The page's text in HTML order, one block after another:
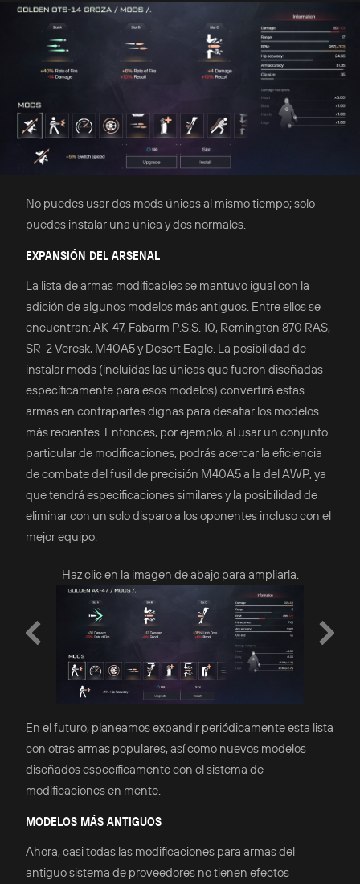
No puedes usar dos mods únicas al mismo tiempo; solo
puedes instalar una única y dos normales.
EXPANSIÓN DEL ARSENAL
La lista de armas modificables se mantuvo igual con la
adición de algunos modelos más antiguos. Entre ellos se
encuentran: AK-47, Fabarm P.S.S. 10, Remington 870 RAS,
SR-2 Veresk, M40A5 y Desert Eagle. La posibilidad de
instalar mods (incluidas las únicas que fueron diseñadas
específicamente para esos modelos) convertirá estas
armas en contrapartes dignas para desafiar los modelos
más recientes. Entonces, por ejemplo, al usar un conjunto
particular de modificaciones, podrás acercar la eficiencia
de combate del fusil de precisión M40A5 a la del AWP, ya
que tendrá especificaciones similares y la posibilidad de
eliminar con un solo disparo a los oponentes incluso con el
mejor equipo.
Haz clic en la imagen de abajo para ampliarla.
En el futuro, planeamos expandir periódicamente esta lista
con otras armas populares, así como nuevos modelos
diseñados específicamente con el sistema de
modificaciones en mente.
MODELOS MÁS ANTIGUOS
Ahora, casi todas las modificaciones para armas del
antiguo sistema de proveedores no tienen efectos